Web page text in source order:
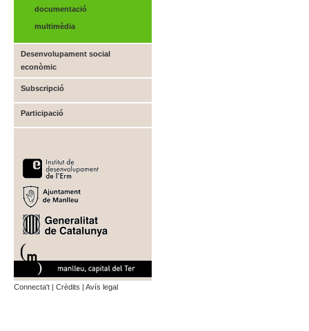
documentació
multimèdia
Desenvolupament social
econòmic
Subscripció
Participació
Connecta't | Crèdits | Avís legal